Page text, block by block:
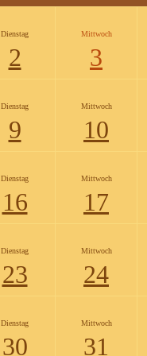
Dienstag
2
Mittwoch
3
Dienstag
9
Mittwoch
10
Dienstag
16
Mittwoch
17
Dienstag
23
Mittwoch
24
Dienstag
30
Mittwoch
31